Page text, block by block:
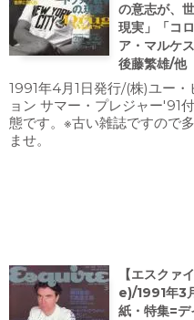
の意志が、
現実」「コ
ア・マルケ
後藤繁雄/他
1991年4月1日発行/(株)ユー
ョン サマー・プレジャー'91
態です。※古い雑誌ですので
ませ。
【エスクァ
e)/1991年
紙・特集=